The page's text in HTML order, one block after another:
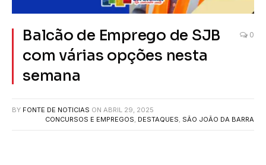
Balcão de Emprego de SJB
com várias opções nesta
semana
0
BY FONTE DE NOTICIAS ON ABRIL 29, 2025
CONCURSOS E EMPREGOS DESTAQUES SÃO JOÃO DA BARRA